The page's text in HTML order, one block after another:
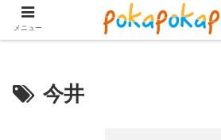
今井
メニュー